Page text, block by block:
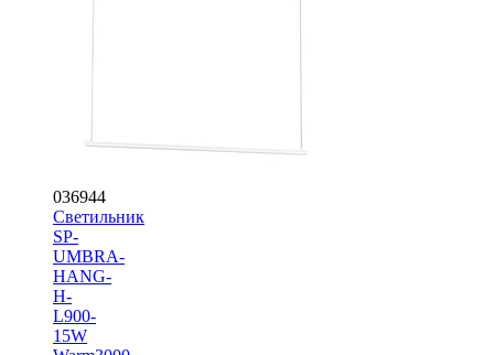
036944
Светильник
SP-
UMBRA-
HANG-
H-
L900-
15W